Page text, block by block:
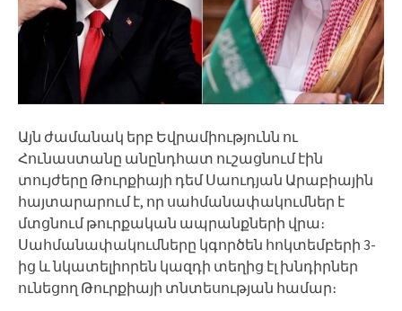
Այն ժամանակ երբ Եվրամիությունն ու
Հունաստանը անընդհատ ուշացնում էին
տույժերը Թուրքիայի դեմ Սաուդյան Արաբիային
հայտարարում է, որ սահմանափակումներ է
մտցնում թուրքական ապրանքների վրա։
Սահմանափակումները կգործեն հոկտեմբերի 3-
ից և նկատելիորեն կազդի տեղից էլ խնդիրներ
ունեցող Թուրքիայի տնտեսության համար։